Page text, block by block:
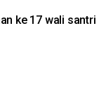
ke 17 wali santri